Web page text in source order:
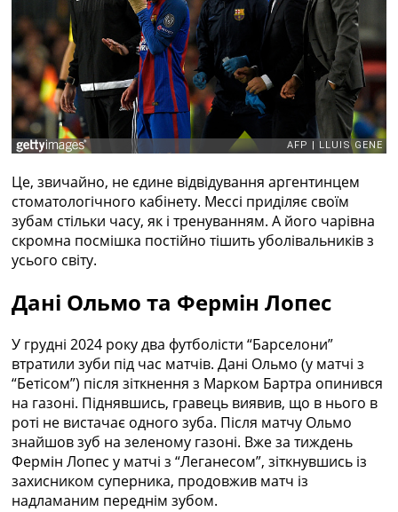
Це, звичайно, не єдине відвідування аргентинцем
стоматологічного кабінету. Мессі приділяє своїм
зубам стільки часу, як і тренуванням. А його чарівна
скромна посмішка постійно тішить уболівальників з
усього світу.
Дані Ольмо та Фермін Лопес
У грудні 2024 року два футболісти “Барселони”
втратили зуби під час матчів. Дані Ольмо (у матчі з
“Бетісом”) після зіткнення з Марком Бартра опинився
на газоні. Піднявшись, гравець виявив, що в нього в
роті не вистачає одного зуба. Після матчу Ольмо
знайшов зуб на зеленому газоні. Вже за тиждень
Фермін Лопес у матчі з “Леганесом”, зіткнувшись із
захисником суперника, продовжив матч із
надламаним переднім зубом.